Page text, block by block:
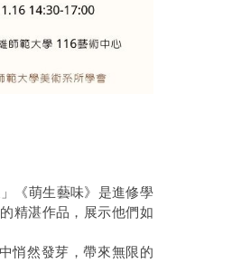
《萌生藝味》是進修學
精湛作品，展示他們如
悄然發芽，帶來無限的